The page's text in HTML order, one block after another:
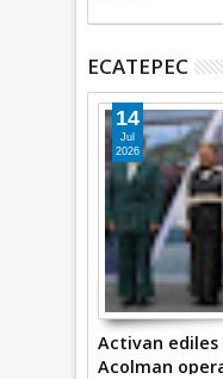
ECATEPEC
Activan
Acolman
14
Jul
2026